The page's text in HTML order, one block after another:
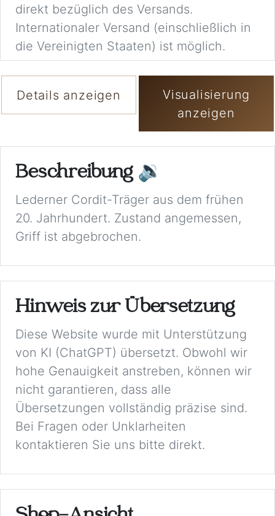
direkt bezüglich des Versands.
Internationaler Versand (einschließlich in
die Vereinigten Staaten) ist möglich.
Details anzeigen
Visualisierung
anzeigen
Beschreibung 🔉
Lederner Cordit-Träger aus dem frühen
20. Jahrhundert. Zustand angemessen,
Griff ist abgebrochen.
Hinweis zur Übersetzung
Diese Website wurde mit Unterstützung
von KI (ChatGPT) übersetzt. Obwohl wir
hohe Genauigkeit anstreben, können wir
nicht garantieren, dass alle
Übersetzungen vollständig präzise sind.
Bei Fragen oder Unklarheiten
kontaktieren Sie uns bitte direkt.